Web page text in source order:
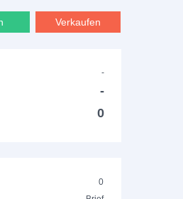
Verkaufen
-
-
0
0